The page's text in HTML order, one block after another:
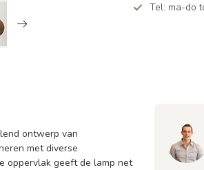
Tel: ma-do
ontwerp van
met diverse
oppervlak geeft de lamp net